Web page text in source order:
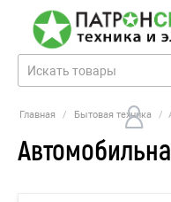
Главная / Бытовая техника /